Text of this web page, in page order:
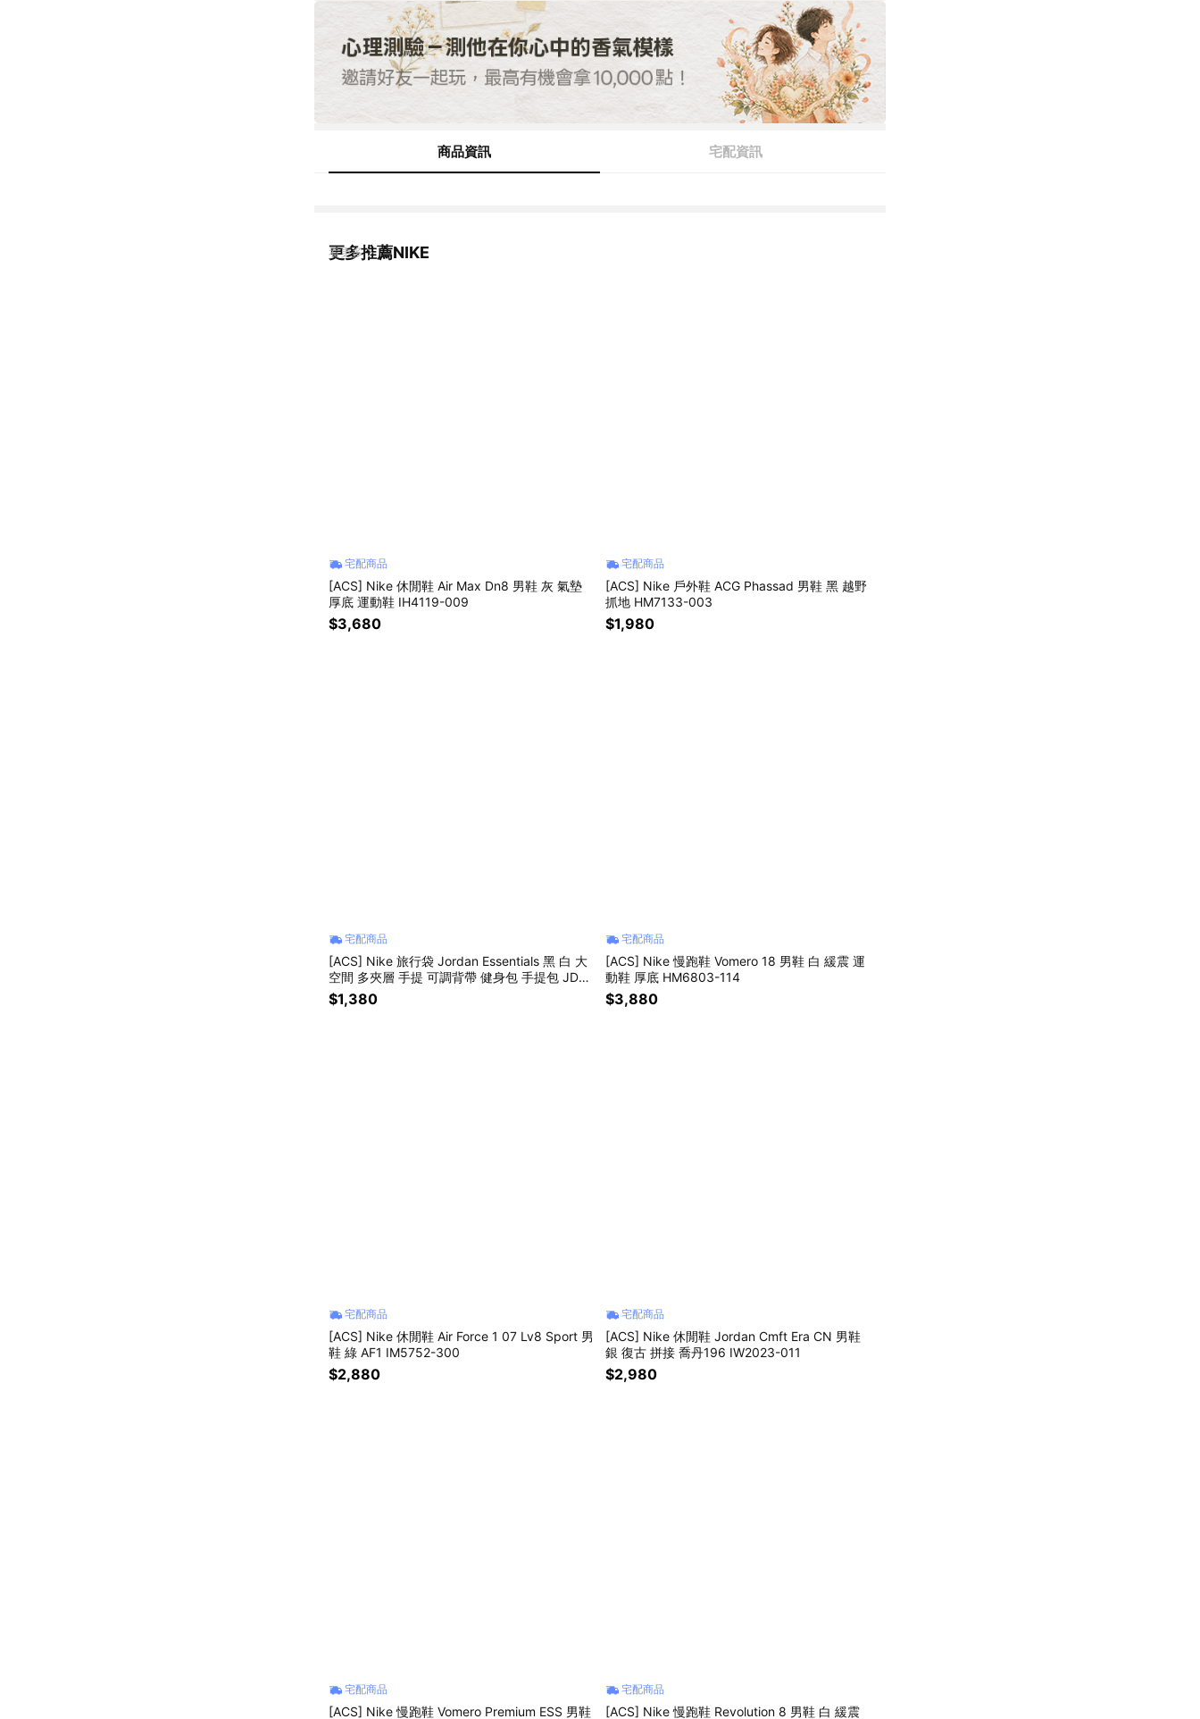
商品資訊 宅配資訊
更多推薦NIKE
看更多
宅配商品
[ACS] Nike 休閒鞋 Air Max Dn8 男鞋 灰 氣墊
厚底 運動鞋 IH4119-009
$3,680
宅配商品
[ACS] Nike 戶外鞋 ACG Phassad 男鞋 黑 越野
抓地 HM7133-003
$1,980
宅配商品
[ACS] Nike 旅行袋 Jordan Essentials 黑 白 大
空間 多夾層 手提 可調背帶 健身包 手提包 JD24
13009AD-001
$1,380
宅配商品
[ACS] Nike 慢跑鞋 Vomero 18 男鞋 白 緩震 運
動鞋 厚底 HM6803-114
$3,880
宅配商品
[ACS] Nike 休閒鞋 Air Force 1 07 Lv8 Sport 男
鞋 綠 AF1 IM5752-300
$2,880
宅配商品
[ACS] Nike 休閒鞋 Jordan Cmft Era CN 男鞋
銀 復古 拼接 喬丹196 IW2023-011
$2,980
宅配商品
[ACS] Nike 慢跑鞋 Vomero Premium ESS 男鞋
宅配商品
[ACS] Nike 慢跑鞋 Revolution 8 男鞋 白 緩震